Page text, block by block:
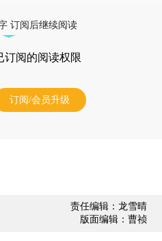
订阅后继续阅读
订阅的阅读权限
订阅/会员升级
责任编辑：龙雪晴
版面编辑：曹祯